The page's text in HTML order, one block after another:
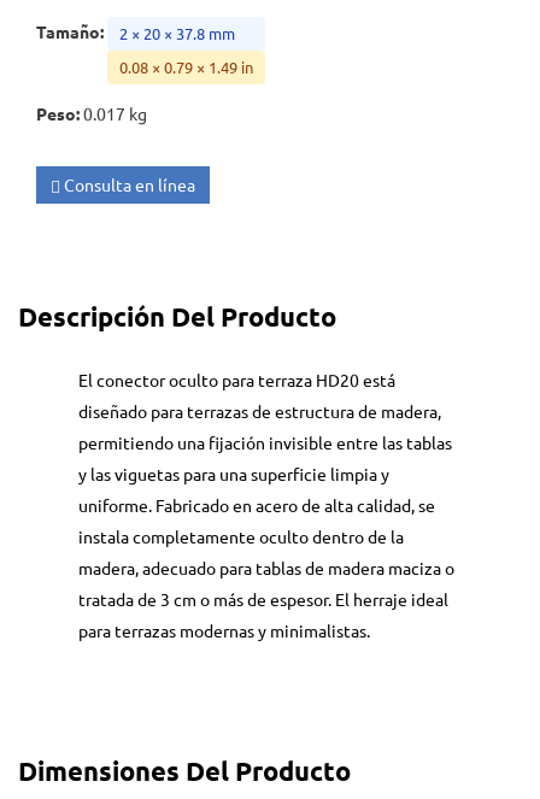
Tamaño:
2 × 20 × 37.8 mm
0.08 × 0.79 × 1.49 in
Peso:0.017 kg
Consulta en línea
Descripción Del Producto
El conector oculto para terraza HD20 está
diseñado para terrazas de estructura de madera,
permitiendo una fijación invisible entre las tablas
y las viguetas para una superficie limpia y
uniforme. Fabricado en acero de alta calidad, se
instala completamente oculto dentro de la
madera, adecuado para tablas de madera maciza o
tratada de 3 cm o más de espesor. El herraje ideal
para terrazas modernas y minimalistas.
Dimensiones Del Producto